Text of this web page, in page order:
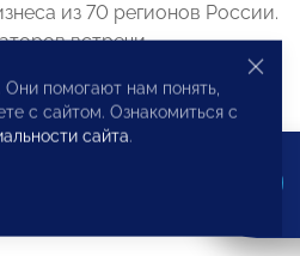
из 70 регионов России.
встречи -
Титов. Впервые столица
площадкой для
помогают нам понять,
с сайтом. Ознакомиться с
сайта.